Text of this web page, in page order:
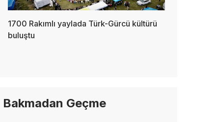
1700 Rakımlı yaylada Türk-Gürcü kültürü
buluştu
Bakmadan Geçme